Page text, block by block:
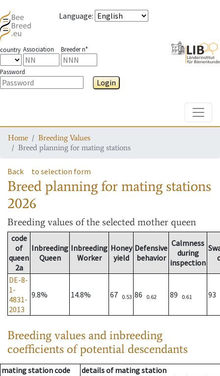
Language:
country Association Breeder n°
Password
Login
Home
Breeding Values
Breed planning for mating stations
Back to selection form
Breed planning for mating stations
2026
Breeding values of the selected mother queen
code
of
queen
2a
Inbreeding
Queen
Inbreeding
Worker
Honey
yield
Defensive
behavior
Calmness
during
inspection
DE-8-
1-
4831-
2013
9.8% 14.8% 67 0.53 86 0.62 89 0.61 93
Breeding values and inbreeding
coefficients of potential descendants
mating station code details of mating station